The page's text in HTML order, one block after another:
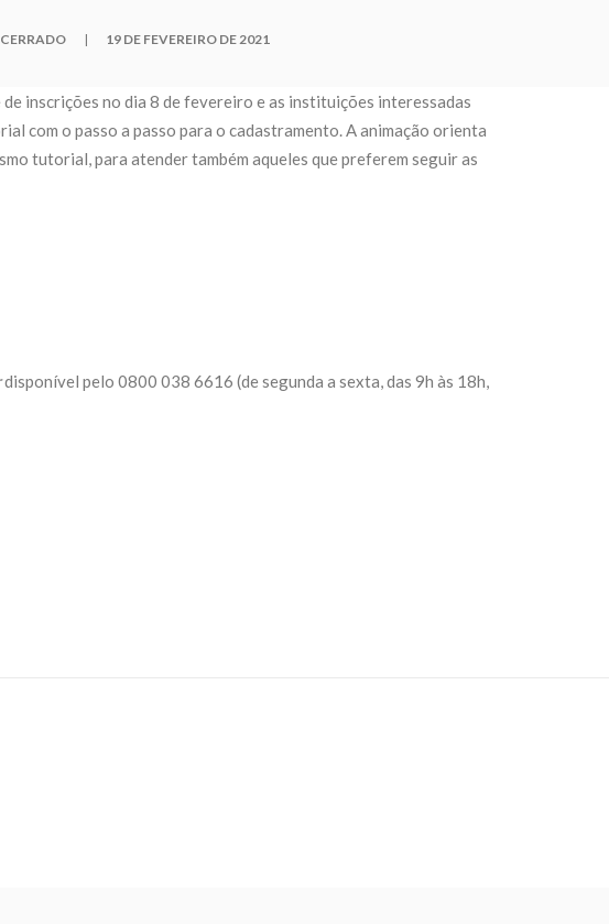
| 19 DE FEVEREIRO DE 2021
de inscrições no dia 8 de fevereiro e as instituições interessadas
com o passo a passo para o cadastramento. A animação orienta
tutorial, para atender também aqueles que preferem seguir as
disponível pelo 0800 038 6616 (de segunda a sexta, das 9h às 18h,